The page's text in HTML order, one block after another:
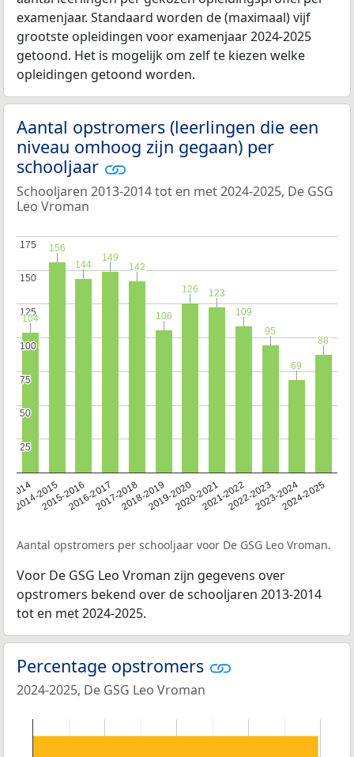
examenjaar. Standaard worden de (maximaal) vijf
grootste opleidingen voor examenjaar 2024-2025
getoond. Het is mogelijk om zelf te kiezen welke
opleidingen getoond worden.
Aantal opstromers (leerlingen die een
niveau omhoog zijn gegaan) per
schooljaar
Schooljaren 2013-2014 tot en met 2024-2025, De GSG
Leo Vroman
2014
2014-20152015-20162016-20172017-20182018-20192019-20202020-20212021-20222022-20232023-20242024-2025
25
25
50
50
75
75
100
100
125
125
150
150
175
175
104
104
156
156
144
144
149
149
142
142
106
106
126
126 123
123
109
109
95
95
69
69
88
88
Aantal opstromers per schooljaar voor De GSG Leo Vroman.
Voor De GSG Leo Vroman zijn gegevens over
opstromers bekend over de schooljaren 2013-2014
tot en met 2024-2025.
Percentage opstromers
2024-2025, De GSG Leo Vroman